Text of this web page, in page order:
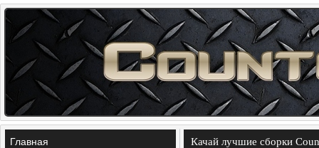
Главная Качай лучшие сборки